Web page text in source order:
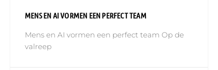
MENS EN AI VORMEN EEN PERFECT TEAM
Mens en AI vormen een perfect team Op de
valreep